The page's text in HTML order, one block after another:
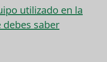
utilizado en la
saber